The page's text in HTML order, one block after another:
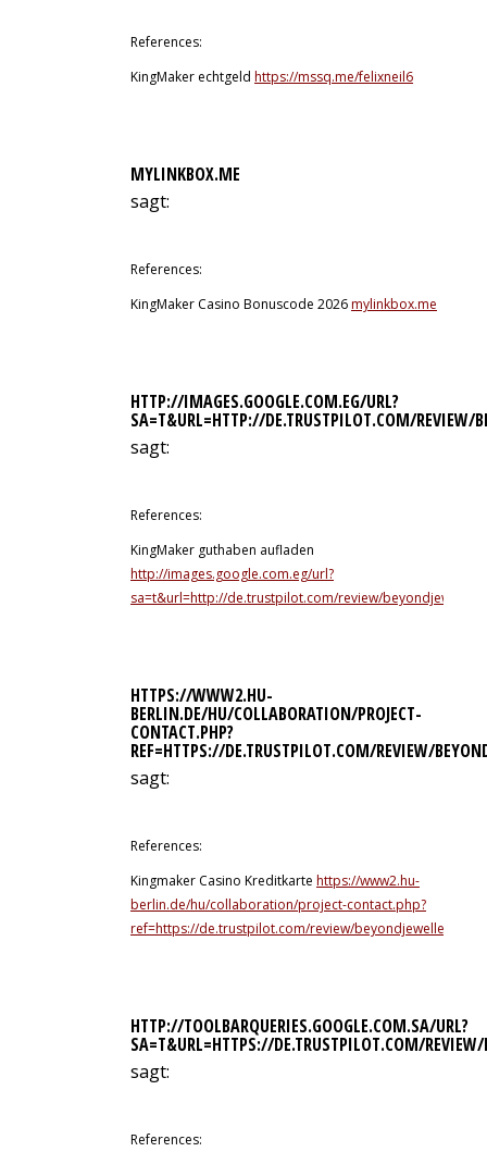
References:
KingMaker echtgeld https://mssq.me/felixneil6
MYLINKBOX.ME
sagt:
References:
KingMaker Casino Bonuscode 2026mylinkbox.me
HTTP://IMAGES.GOOGLE.COM.EG/URL?
SA=T&URL=HTTP://DE.TRUSTPILOT.COM/REVIEW/
sagt:
References:
KingMaker guthaben aufladen
http://images.google.com.eg/url?
sa=t&url=http://de.trustpilot.com/review/
HTTPS://WWW2.HU-
BERLIN.DE/HU/COLLABORATION/PROJECT-
CONTACT.PHP?
REF=HTTPS://DE.TRUSTPILOT.COM/REVIEW/
sagt:
References:
Kingmaker Casino Kreditkarte https://www2.hu-
berlin.de/hu/collaboration/project-contact.php?
ref=https://de.trustpilot.com/review/beyondjewellery.de
HTTP://TOOLBARQUERIES.GOOGLE.COM.SA/URL?
SA=T&URL=HTTPS://DE.TRUSTPILOT.COM/REVIEW/
sagt:
References: